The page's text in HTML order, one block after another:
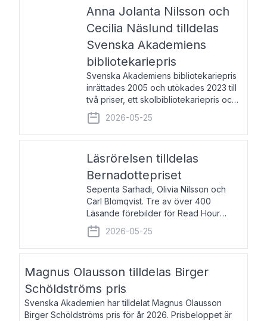
Anna Jolanta Nilsson och
Cecilia Näslund tilldelas
Svenska Akademiens
bibliotekariepris
Svenska Akademiens bibliotekariepris
inrättades 2005 och utökades 2023 till
två priser, ett skolbibliotekariepris och
ett folkbibliotekariepris. Priserna skall
tilldelas bibliotekarier vid svenska folk-
och skolbibliotek som gjort värdefull
2026-05-25
Läsrörelsen tilldelas
Bernadottepriset
Sepenta Sarhadi, Olivia Nilsson och
Carl Blomqvist. Tre av över 400
Läsande förebilder för Read Hour
Sverige. Foto: Michael Wall. Den ideella
föreningen Läsrörelsen tilldelas
Bernadottepriset 2026 för att den
2026-05-25
Magnus Olausson tilldelas Birger
Schöldströms pris
Svenska Akademien har tilldelat Magnus Olausson
Birger Schöldströms pris för år 2026. Prisbeloppet är